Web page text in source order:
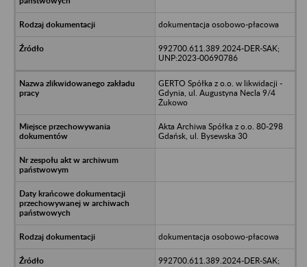
dokumentacja osobowo-płacowa
992700.611.389.2024-DER-SAK;
UNP:2023-00690786
GERTO Spółka z o.o. w likwidacji -
Gdynia, ul. Augustyna Necla 9/4
Żukowo
Akta Archiwa Spółka z o.o. 80-298
Gdańsk, ul. Bysewska 30
dokumentacja osobowo-płacowa
992700.611.389.2024-DER-SAK;